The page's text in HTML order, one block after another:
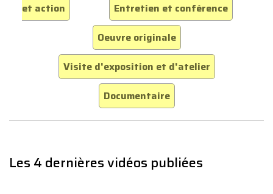
et action
Entretien et conférence
Oeuvre originale
Visite d'exposition et d'atelier
Documentaire
Les 4 dernières vidéos publiées